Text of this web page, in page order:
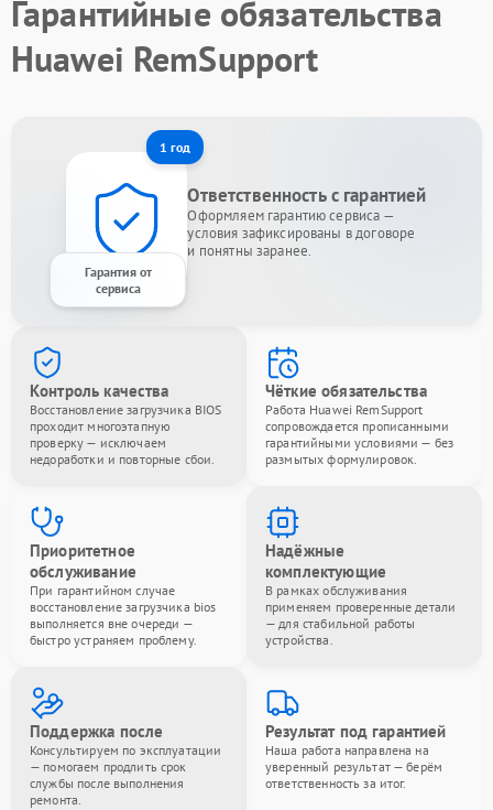
Гарантийные обязательства
Huawei RemSupport
1 год
Гарантия от
сервиса
Ответственность с гарантией
Оформляем гарантию сервиса —
условия зафиксированы в договоре
и понятны заранее.
Контроль качества
Восстановление загрузчика BIOS
проходит многоэтапную
проверку — исключаем
недоработки и повторные сбои.
Чёткие обязательства
Работа Huawei RemSupport
сопровождается прописанными
гарантийными условиями — без
размытых формулировок.
Приоритетное
обслуживание
При гарантийном случае
восстановление загрузчика bios
выполняется вне очереди —
быстро устраняем проблему.
Надёжные
комплектующие
В рамках обслуживания
применяем проверенные детали
— для стабильной работы
устройства.
Поддержка после
Консультируем по эксплуатации
— помогаем продлить срок
службы после выполнения
ремонта.
Результат под гарантией
Наша работа направлена на
уверенный результат — берём
ответственность за итог.